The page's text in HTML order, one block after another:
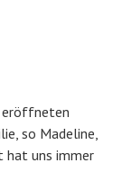
eröffneten
so Madeline,
hat uns immer